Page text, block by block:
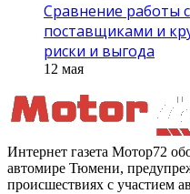
Сравнение работы
поставщиками и
риски и выгода
12 мая
Интернет газета Мотор72
автомире Тюмени,
происшествиях с участием